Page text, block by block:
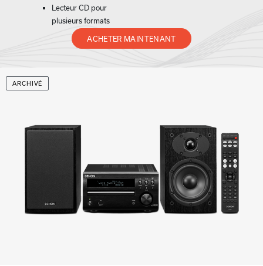
Lecteur CD pour
plusieurs formats
ACHETER MAINTENANT
ARCHIVÉ